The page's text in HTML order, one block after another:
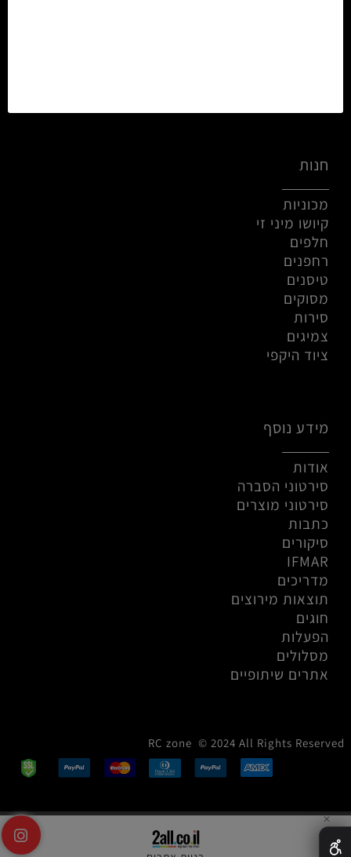
חנות
מכוניות
קיושו מיני זי
חלפים
רחפנים
טיסנים
מסוקים
סירות
צמיגים
ציוד היקפי
מידע נוסף
אודות
סירטוני הסברה
סירטוני מוצרים
כתבות
סיקורים
IFMAR
מדריכים
תוצאות מירוצים
חוגים
הפעלות
מסלולים
אתרים שיתופיים
RC zone © 2024 All Rights Reserved
✕